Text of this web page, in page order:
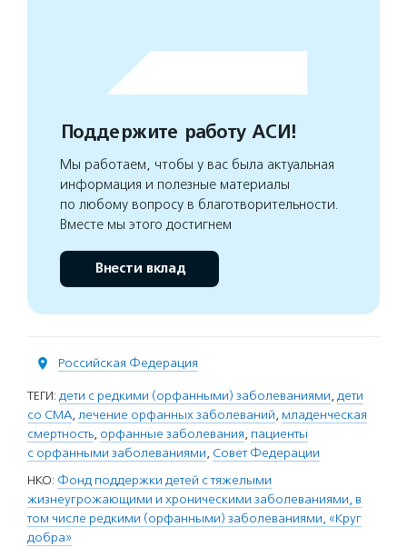
Поддержите работу АСИ!
Мы работаем, чтобы у вас была актуальная
информация и полезные материалы
по любому вопросу в благотворительности.
Вместе мы этого достигнем
Внести вклад
Российская Федерация
ТЕГИ: дети с редкими (орфанными) заболеваниями, дети
со СМА, лечение орфанных заболеваний, младенческая
смертность, орфанные заболевания, пациенты
с орфанными заболеваниями, Совет Федерации
НКО: Фонд поддержки детей с тяжелыми
жизнеугрожающими и хроническими заболеваниями, в
том числе редкими (орфанными) заболеваниями, «Круг
добра»